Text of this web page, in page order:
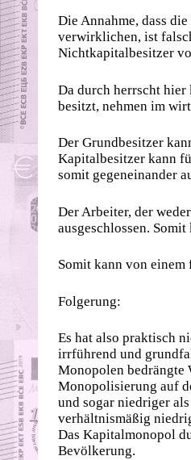
Die Annahme, dass
verwirklichen, ist
Nichtkapitalbesitzer
Da durch herrscht
besitzt, nehmen im
Der Grundbesitzer
Kapitalbesitzer kann
somit gegeneinander
Der Arbeiter, der
ausgeschlossen.
Somit kann von einem
Folgerung:
Es hat also praktisch
irrführend und
Monopolen bedrängte
Monopolisierung auf
und sogar niedriger
verhältnismäßig
Das Kapitalmonopol
Bevölkerung.